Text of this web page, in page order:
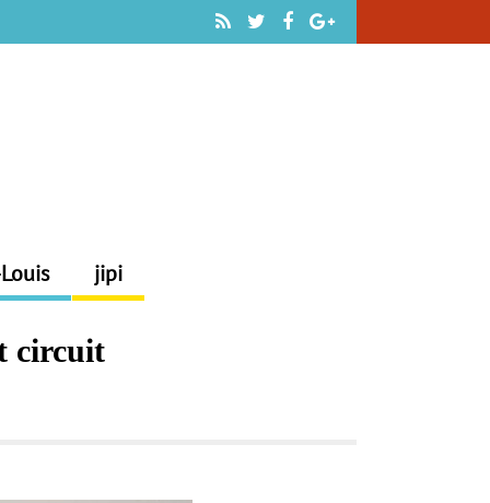
jipi
circuit